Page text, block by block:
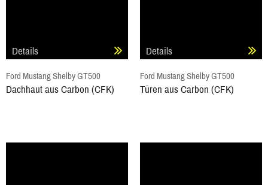
Details
Ford Mustang Shelby GT500
Dachhaut aus Carbon (CFK)
Details
Ford Mustang Shelby GT500
Türen aus Carbon (CFK)